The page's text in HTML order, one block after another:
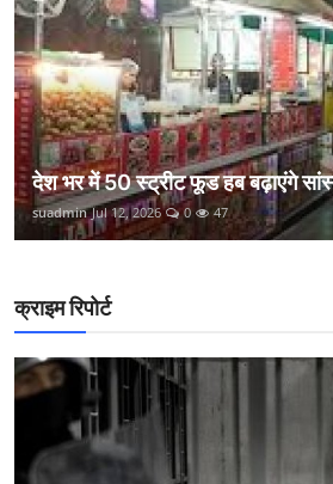
देश भर में 50 स्ट्रीट फूड हब बढ़ाएंगे
suadmin Jul 12, 2026 0 47
क्राइम रिपोर्ट